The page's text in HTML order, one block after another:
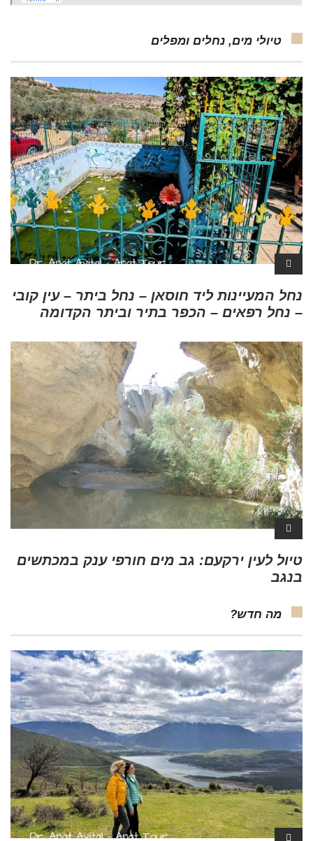
טיולי מים, נחלים ומפלים
נחל המעיינות ליד חוסאן – נחל ביתר – עין קובי
– נחל רפאים – הכפר בתיר וביתר הקדומה
טיול לעין ירקעם: גב מים חורפי ענק במכתשים
בנגב
מה חדש?